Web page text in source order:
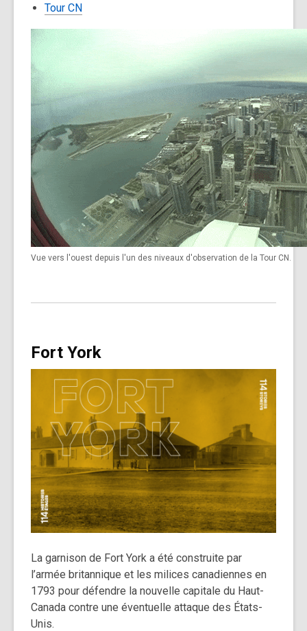
Tour CN
Vue vers l'ouest depuis l'un des niveaux d'observation de la Tour CN.
Fort York
La garnison de Fort York a été construite par
l’armée britannique et les milices canadiennes en
1793 pour défendre la nouvelle capitale du Haut-
Canada contre une éventuelle attaque des États-
Unis.